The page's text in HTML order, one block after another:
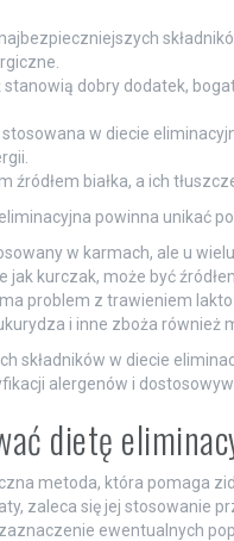
stanowią dobry dodatek,
w diecie
źródłem białka, a ich
powinna unikać
w karmach, ale u
jak kurczak, może być
problem z trawieniem
i inne zboża również
składników w diecie
alergenów i
dietę
metoda, która pomaga
zaleca się jej stosowanie
ewentualnych